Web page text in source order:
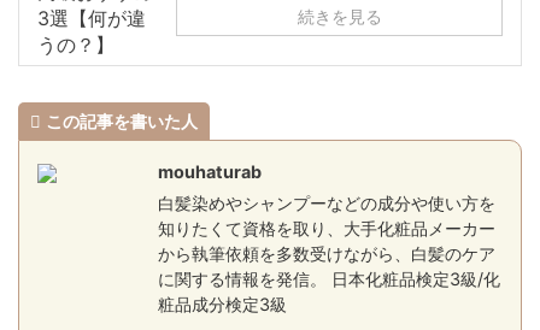
続きを見る
この記事を書いた人
mouhaturab
白髪染めやシャンプーなどの成分や使い方を
知りたくて資格を取り、大手化粧品メーカー
から執筆依頼を多数受けながら、白髪のケア
に関する情報を発信。 日本化粧品検定3級/化
粧品成分検定3級